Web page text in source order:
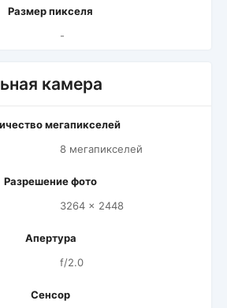
Размер пикселя
-
камера
мегапикселей
8 мегапикселей
Разрешение фото
3264 x 2448
Апертура
f/2.0
Сенсор